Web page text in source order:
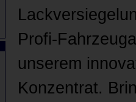
Profi-
unserem
Konzentrat.